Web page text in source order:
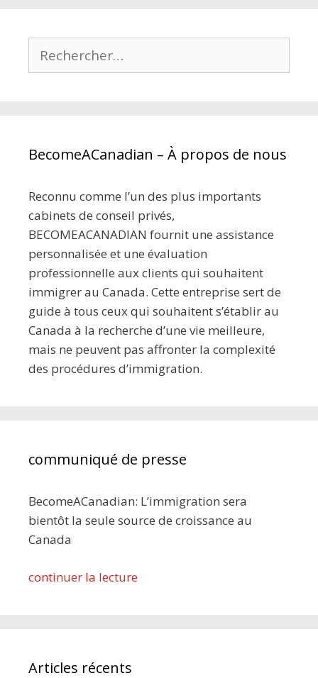
Rechercher :
BecomeACanadian – À propos de nous
Reconnu comme l’un des plus importants
cabinets de conseil privés,
BECOMEACANADIAN fournit une assistance
personnalisée et une évaluation
professionnelle aux clients qui souhaitent
immigrer au Canada. Cette entreprise sert de
guide à tous ceux qui souhaitent s’établir au
Canada à la recherche d’une vie meilleure,
mais ne peuvent pas affronter la complexité
des procédures d’immigration.
communiqué de presse
BecomeACanadian: L’immigration sera
bientôt la seule source de croissance au
Canada
continuer la lecture
Articles récents